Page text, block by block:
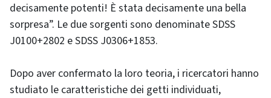
decisamente potenti! È stata decisamente una bella
sorpresa”. Le due sorgenti sono denominate SDSS
J0100+2802 e SDSS J0306+1853.
Dopo aver confermato la loro teoria, i ricercatori hanno
studiato le caratteristiche dei getti individuati,